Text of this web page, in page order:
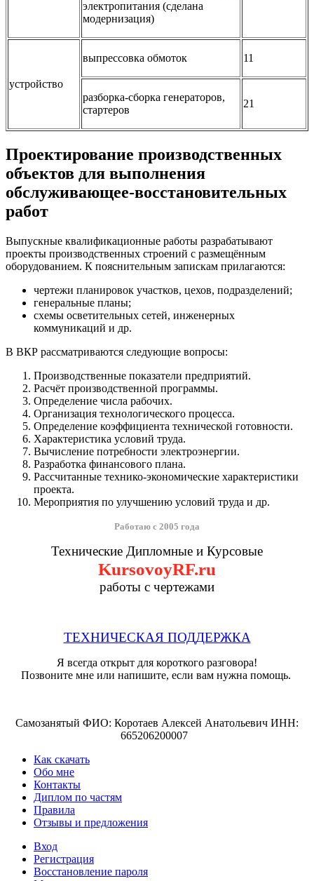
электропитания (сделана
модернизация)
устройство
выпрессовка обмоток 11
разборка-сборка генераторов,
стартеров
21
Проектирование производственных
объектов для выполнения
обслуживающее-восстановительных
работ
Выпускные квалификационные работы разрабатывают
проекты производственных строений с размещённым
оборудованием. К пояснительным запискам прилагаются:
чертежи планировок участков, цехов, подразделений;
генеральные планы;
схемы осветительных сетей, инженерных
коммуникаций и др.
В ВКР рассматриваются следующие вопросы:
Производственные показатели предприятий.
Расчёт производственной программы.
Определение числа рабочих.
Организация технологического процесса.
Определение коэффициента технической готовности.
Характеристика условий труда.
Вычисление потребности электроэнергии.
Разработка финансового плана.
Рассчитанные технико-экономические характеристики
проекта.
Мероприятия по улучшению условий труда и др.
Работаю с 2005 года
Технические Дипломные и Курсовые
KursovoyRF.ru
работы с чертежами
ТЕХНИЧЕСКАЯ ПОДДЕРЖКА
Я всегда открыт для короткого разговора!
Позвоните мне или напишите, если вам нужна помощь.
Самозанятый ФИО: Коротаев Алексей Анатольевич ИНН:
665206200007
Как скачать
Обо мне
Контакты
Диплом по частям
Правила
Отзывы и предложения
Вход
Регистрация
Восстановление пароля